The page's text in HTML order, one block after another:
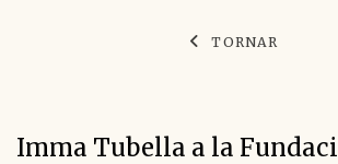
TORNAR
Imma Tubella a la